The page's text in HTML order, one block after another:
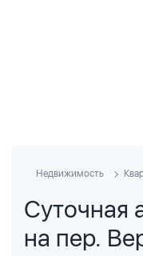
Недвижимость
Суточная
на пер.